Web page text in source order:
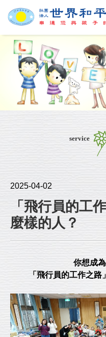
service
2025-04-02
「飛行員的工
麼樣的人？
你想成
「飛行員的工作之